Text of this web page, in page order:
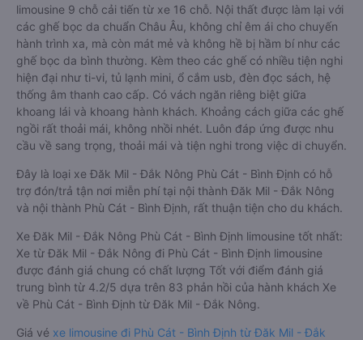
limousine 9 chỗ cải tiến từ xe 16 chỗ. Nội thất được làm lại với
các ghế bọc da chuẩn Châu Âu, không chỉ êm ái cho chuyến
hành trình xa, mà còn mát mẻ và không hề bị hầm bí như các
ghế bọc da bình thường. Kèm theo các ghế có nhiều tiện nghi
hiện đại như ti-vi, tủ lạnh mini, ổ cắm usb, đèn đọc sách, hệ
thống âm thanh cao cấp. Có vách ngăn riêng biệt giữa
khoang lái và khoang hành khách. Khoảng cách giữa các ghế
ngồi rất thoải mái, không nhồi nhét. Luôn đáp ứng được nhu
cầu về sang trọng, thoải mái và tiện nghi trong việc di chuyển.
Đây là loại xe Đăk Mil - Đắk Nông Phù Cát - Bình Định có hỗ
trợ đón/trả tận nơi miễn phí tại nội thành Đăk Mil - Đắk Nông
và nội thành Phù Cát - Bình Định, rất thuận tiện cho du khách.
Xe Đăk Mil - Đắk Nông Phù Cát - Bình Định limousine tốt nhất:
Xe từ Đăk Mil - Đắk Nông đi Phù Cát - Bình Định limousine
được đánh giá chung có chất lượng Tốt với điểm đánh giá
trung bình từ 4.2/5 dựa trên 83 phản hồi của hành khách Xe
về Phù Cát - Bình Định từ Đăk Mil - Đắk Nông.
Giá vé xe limousine đi Phù Cát - Bình Định từ Đăk Mil - Đắk